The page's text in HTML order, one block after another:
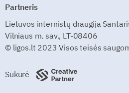
Partneris
Lietuvos internistų draugija
Vilniaus m. sav., LT-08406
© ligos.lt 2023 Visos teisės
Sukūrė